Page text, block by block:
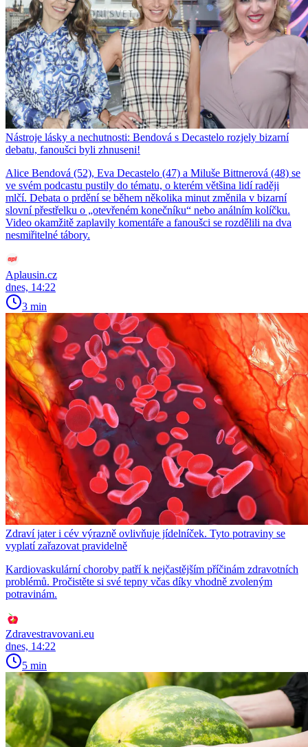
Nástroje lásky a nechutnosti: Bendová s Decastelo rozjely bizarní
debatu, fanoušci byli zhnuseni!
Alice Bendová (52), Eva Decastelo (47) a Miluše Bittnerová (48) se
ve svém podcastu pustily do tématu, o kterém většina lidí raději
mlčí. Debata o prdění se během několika minut změnila v bizarní
slovní přestřelku o „otevřeném konečníku“ nebo análním kolíčku.
Video okamžitě zaplavily komentáře a fanoušci se rozdělili na dva
nesmiřitelné tábory.
Aplausin.cz
dnes, 14:22
3 min
Zdraví jater i cév výrazně ovlivňuje jídelníček. Tyto potraviny se
vyplatí zařazovat pravidelně
Kardiovaskulární choroby patří k nejčastějším příčinám zdravotních
problémů. Pročistěte si své tepny včas díky vhodně zvoleným
potravinám.
Zdravestravovani.eu
dnes, 14:22
5 min